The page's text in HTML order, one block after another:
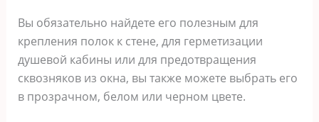
Вы обязательно найдете его полезным для
крепления полок к стене, для герметизации
душевой кабины или для предотвращения
сквозняков из окна, вы также можете выбрать его
в прозрачном, белом или черном цвете.